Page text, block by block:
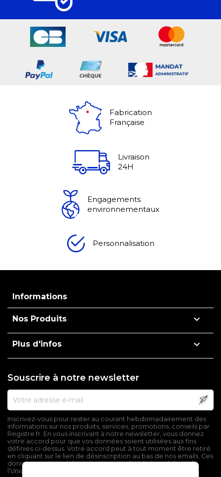
Fabrication
Française
Livraison
24H
Engagements
environnementaux
Personnalisation
Informations
Nos Produits 
Plus d'infos 
Souscrire à notre newsletter
Inscrivez-vous pour rester au courant hebdomadairement des
informations sur nos produits, services, promotions, conseils par
Registre.fr. En vous inscrivant à notre newsletter, vous donnez
votre accord pour que vos données soient utilisées aux fins
définies ci-dessus. Votre accord peut à tout moment être retiré
en cliquant sur le lien de désinscription au bas de nos emails. Ces
données sont stockées sur un serveur localisé en dehors de
l'Union Européenne.